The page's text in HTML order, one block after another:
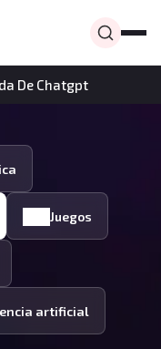
De Chatgpt
Juegos
artificial